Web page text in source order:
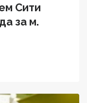
Сити
за м.